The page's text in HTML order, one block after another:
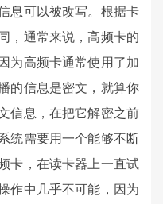
息可以被改写。根据卡
，通常来说，高频卡的
为高频卡通常使用了加
的信息是密文，就算你
信息，在把它解密之前
统需要用一个能够不断
卡，在读卡器上一直试
作中几乎不可能，因为